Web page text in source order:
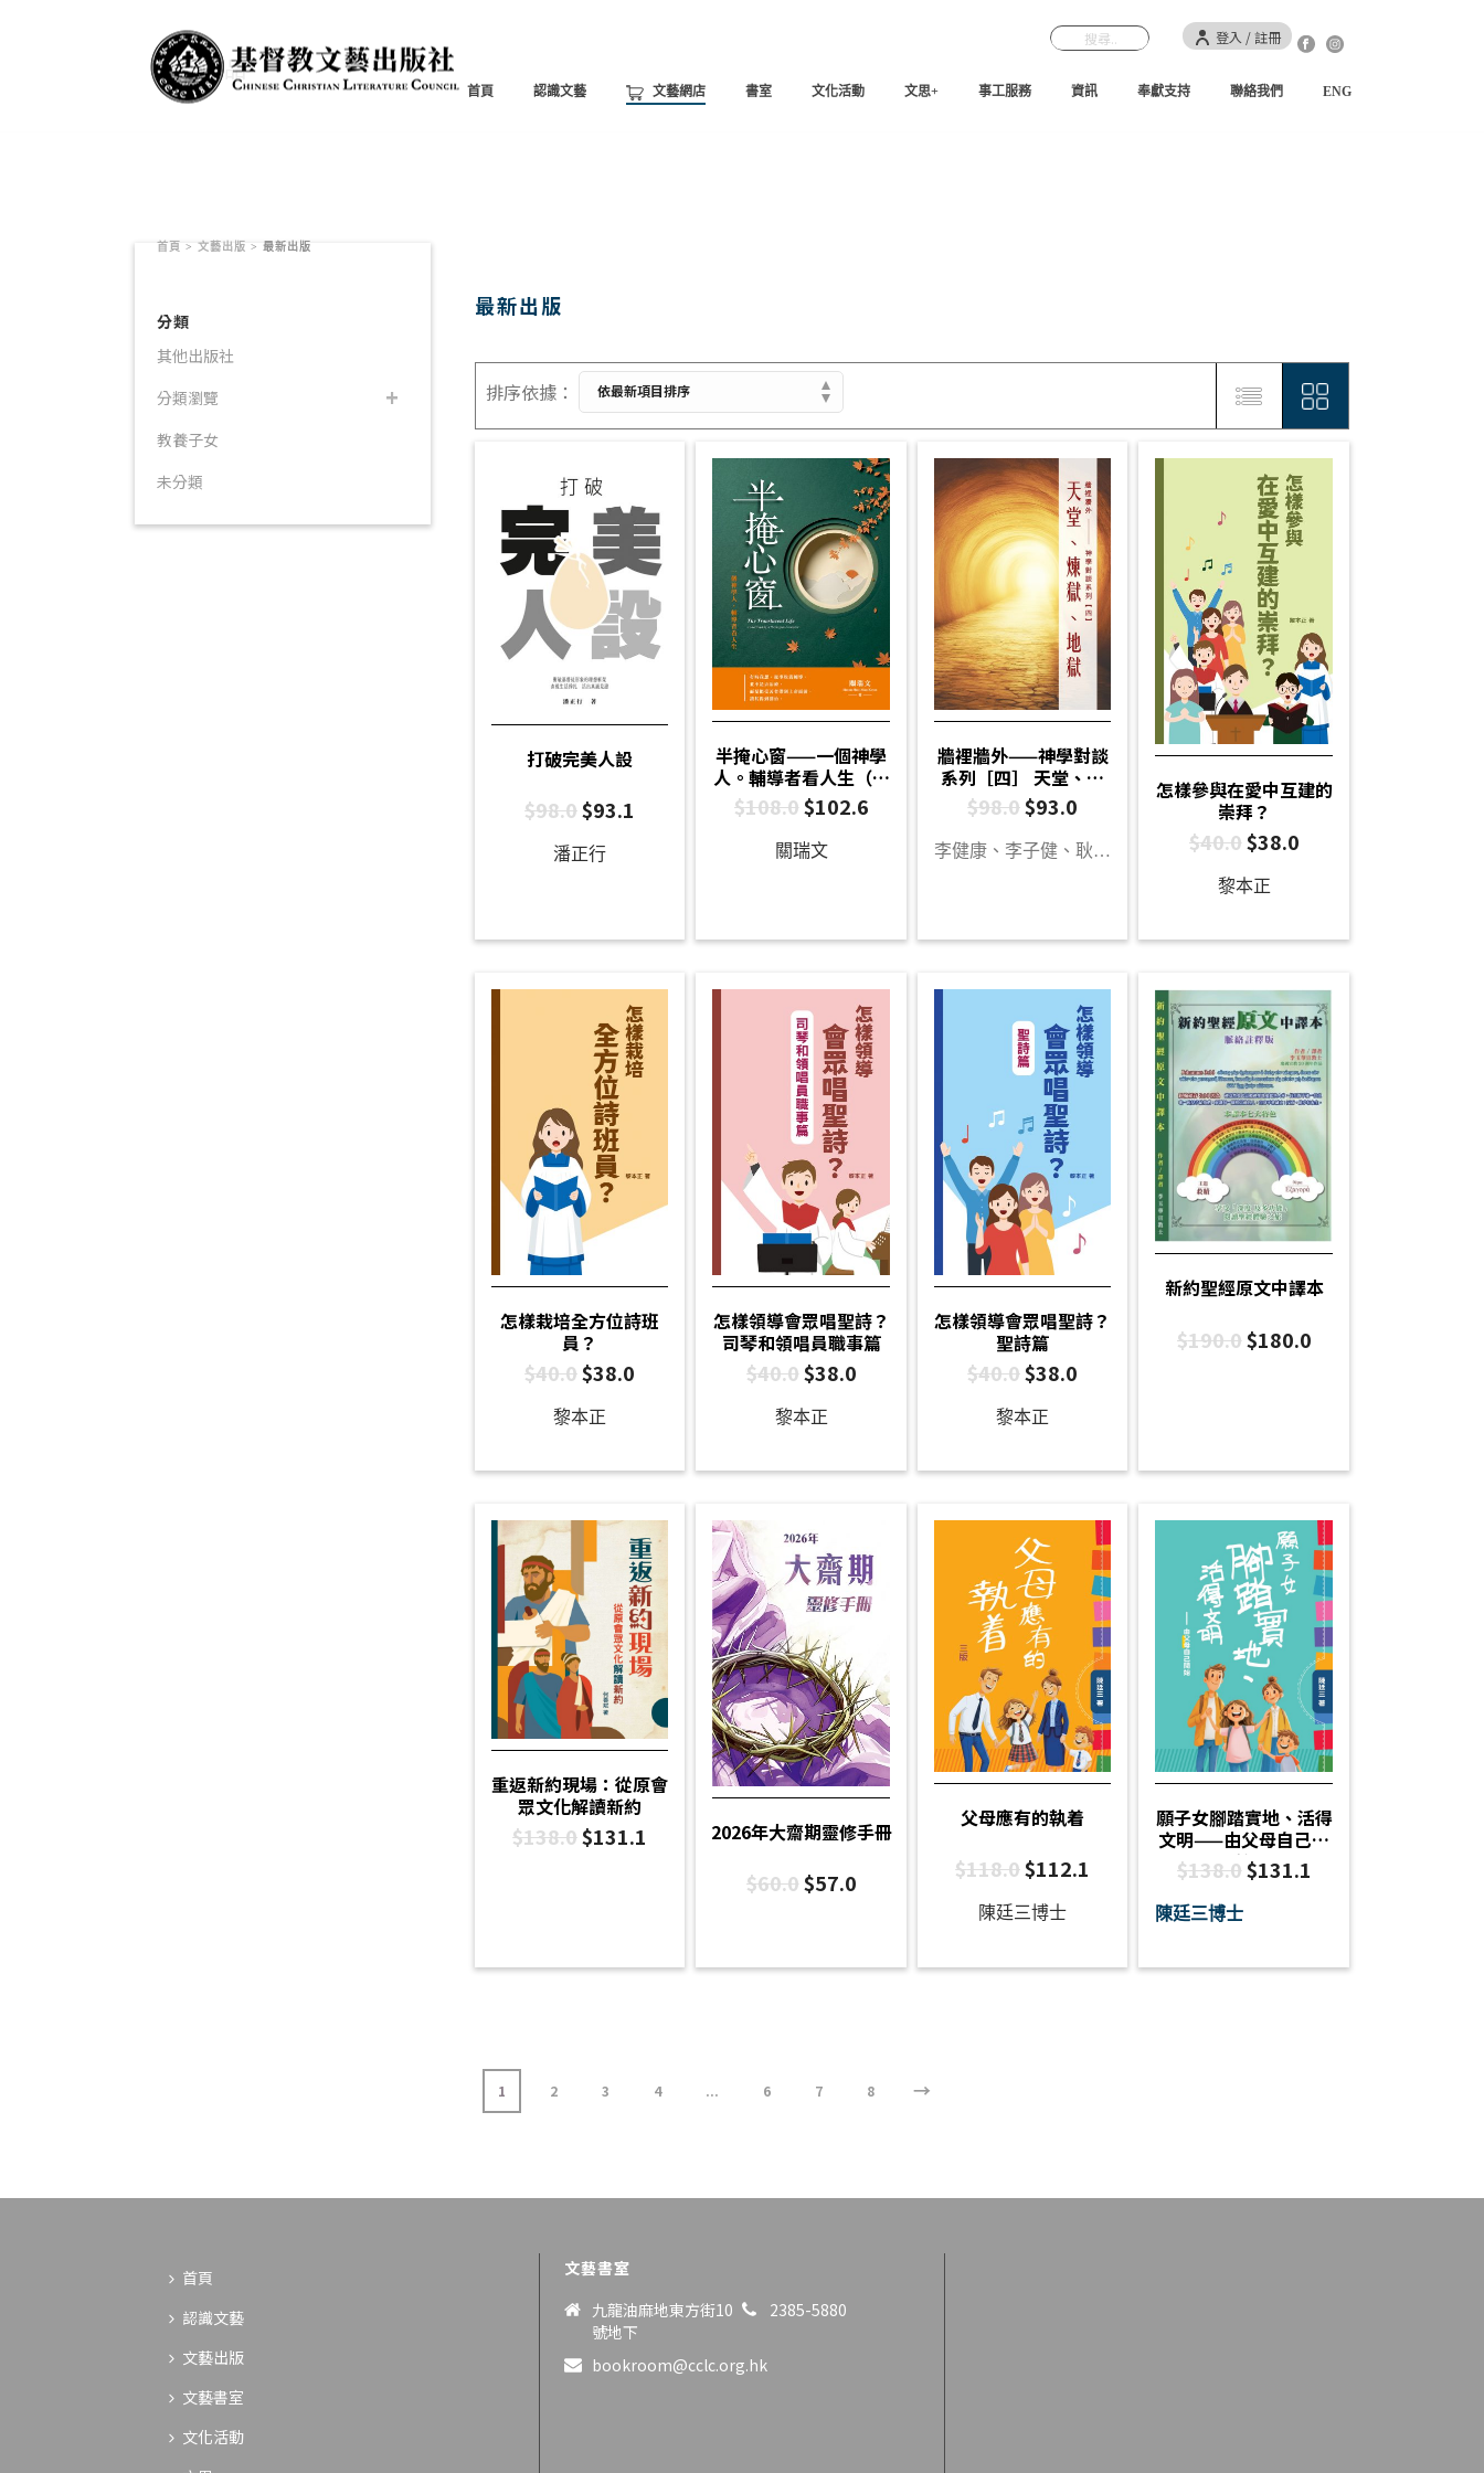
登入 / 註冊
首頁 認識文藝 文藝網店 書室 文化活動 文思+ 事工服務 資訊 奉獻支持 聯絡我們 ENG
書籍產品
首頁 > 文藝出版 > 最新出版
最新出版
打破完美人設
$98.0$93.1
潘正行
半掩心窗——一個神學
人。輔導者看人生（重
排版）
$108.0$102.6
關瑞文
牆裡牆外——神學對談
系列［四］ 天堂、煉
獄、地獄
$98.0$93.0
李健康、李子健、耿占河、何善斌、白德培、袁浩俊、陳曉琪、李一帆、楊文傑
怎樣參與在愛中互建的
崇拜？
$40.0$38.0
黎本正
怎樣栽培全方位詩班
員？
$40.0$38.0
黎本正
怎樣領導會眾唱聖詩？
司琴和領唱員職事篇
$40.0$38.0
黎本正
怎樣領導會眾唱聖詩？
聖詩篇
$40.0$38.0
黎本正
新約聖經原文中譯本
$190.0$180.0
重返新約現場：從原會
眾文化解讀新約
$138.0$131.1 2026年大齋期靈修手冊
$60.0$57.0
父母應有的執着
$118.0$112.1
陳廷三博士
願子女腳踏實地、活得
文明——由父母自己開
始
$138.0$131.1
陳廷三博士
1 2 3 4 ... 6 7 8 →
分類
其他出版社
分類瀏覽
教養子女
未分類
首頁
認識文藝
文藝出版
文藝書室
文化活動
文藝書室
九龍油麻地東方街10
號地下
2385-5880
bookroom@cclc.org.hk